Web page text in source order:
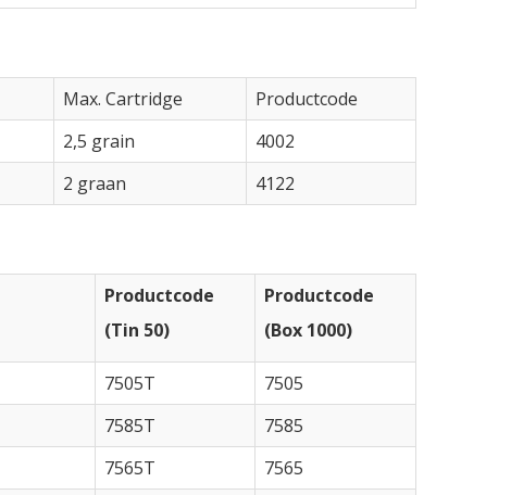
Max. Cartridge
Productcode
2,5 grain
4002
2 graan 4122
Productcode
(Tin 50)
Productcode
(Box 1000)
7505T
7505
7585T
7585
7565T
7565